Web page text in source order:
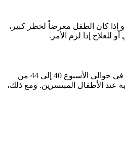
إذا كان الطفل معرضاً لخطر كبير،
إذا لزم الأمر.
يستمر جدول المتابعة الدقيق حتى تصل شبكية الطفل إلى مرحلة مستقرة، حيث تتوقف الأوعية الدموية عن النمو غير الطبيعي وتتطور بشكل كامل وآمن. عادةً ما يحدث هذا في حوالي الأسبوع 40 إلى 44 من
عند الأطفال المبتسرين. ومع ذلك،